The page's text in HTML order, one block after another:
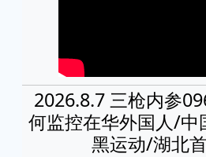
2026.8.7 三枪内参
何监控在华外国人/中
黑运动/湖北